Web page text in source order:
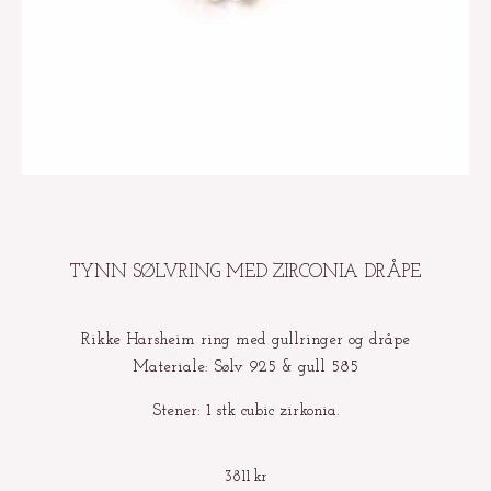
TYNN SØLVRING MED ZIRCONIA DRÅPE
Rikke Harsheim ring med gullringer og dråpe
Materiale: Sølv 925 & gull 585
Stener: 1 stk cubic zirkonia.
3811 kr